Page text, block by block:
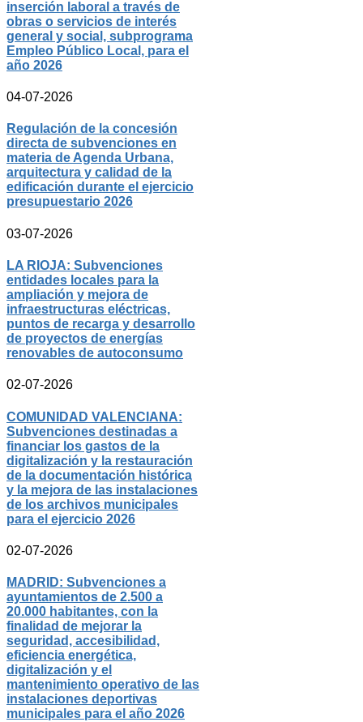
inserción laboral a través de
obras o servicios de interés
general y social, subprograma
Empleo Público Local, para el
año 2026
04-07-2026
Regulación de la concesión
directa de subvenciones en
materia de Agenda Urbana,
arquitectura y calidad de la
edificación durante el ejercicio
presupuestario 2026
03-07-2026
LA RIOJA: Subvenciones
entidades locales para la
ampliación y mejora de
infraestructuras eléctricas,
puntos de recarga y desarrollo
de proyectos de energías
renovables de autoconsumo
02-07-2026
COMUNIDAD VALENCIANA:
Subvenciones destinadas a
financiar los gastos de la
digitalización y la restauración
de la documentación histórica
y la mejora de las instalaciones
de los archivos municipales
para el ejercicio 2026
02-07-2026
MADRID: Subvenciones a
ayuntamientos de 2.500 a
20.000 habitantes, con la
finalidad de mejorar la
seguridad, accesibilidad,
eficiencia energética,
digitalización y el
mantenimiento operativo de las
instalaciones deportivas
municipales para el año 2026